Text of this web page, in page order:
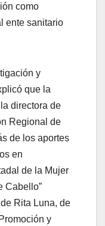
como
ente sanitario
y
que la
directora de
Regional de
de los aportes
en
de la Mujer
Cabello”
Rita Luna, de
y